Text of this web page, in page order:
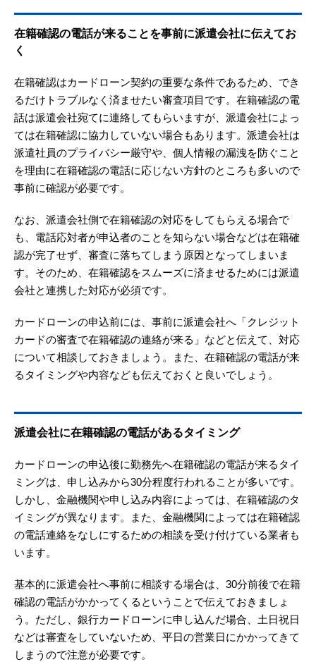
在籍確認の電話が来ることを事前に派遣会社に伝えてお
く
在籍確認はカードローン契約の重要な条件であるため、でき
るだけトラブルなく済ませたい審査項目です。在籍確認の電
話は派遣会社宛てに連絡してもらいますが、派遣会社によっ
ては在籍確認に協力していない場合もあります。派遣会社は
派遣社員のプライバシー厳守や、個人情報の漏洩を防ぐこと
を理由に在籍確認の電話に応じない方針のところも多いので
事前に確認が必要です。
なお、派遣会社側で在籍確認の対応をしてもらえる場合で
も、電話応対者が申込者のことを知らない場合などは在籍確
認が完了せず、審査に落ちてしまう原因となってしまいま
す。そのため、在籍確認をスムーズに済ませるためには派遣
会社と連携した対応が必須です。
カードローンの申込前には、事前に派遣会社へ「クレジット
カードの審査で在籍確認の連絡が来る」などと伝えて、対応
について相談しておきましょう。また、在籍確認の電話が来
るタイミングや内容なども伝えておくと良いでしょう。
派遣会社に在籍確認の電話があるタイミング
カードローンの申込後に勤務先へ在籍確認の電話が来るタイ
ミングは、申し込みから30分程度行われることが多いです。
しかし、金融機関や申し込み内容によっては、在籍確認のタ
イミングが異なります。また、金融機関によっては在籍確認
の電話連絡をなしにするための相談を受け付けている業者も
います。
基本的に派遣会社へ事前に相談する場合は、30分前後で在籍
確認の電話がかかってくるということで伝えておきましょ
う。ただし、銀行カードローンに申し込んだ場合、土日祝日
などは審査をしていないため、平日の営業日にかかってきて
しまうので注意が必要です。